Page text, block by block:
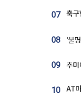
07
08
09
10